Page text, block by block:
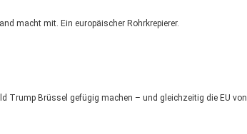
macht mit. Ein europäischer Rohrkrepierer.
Trump Brüssel gefügig machen – und gleichzeitig die EU von